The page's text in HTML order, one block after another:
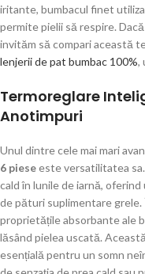
iritante, bumbacul finet
permite pielii să respire.
invităm să compari această
lenjerii de pat bumbac 100%,
Termoreglare
Anotimpuri
Unul dintre cele mai mari
6 pieseeste versatilitatea
cald în lunile de iarnă,
de pături suplimentare grele.
proprietățile absorbante ale
lăsând pielea uscată.
esențială pentru un somn